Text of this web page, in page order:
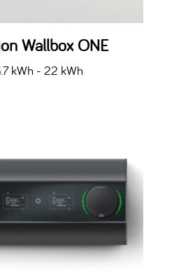
Wallbox ONE
kWh - 22 kWh